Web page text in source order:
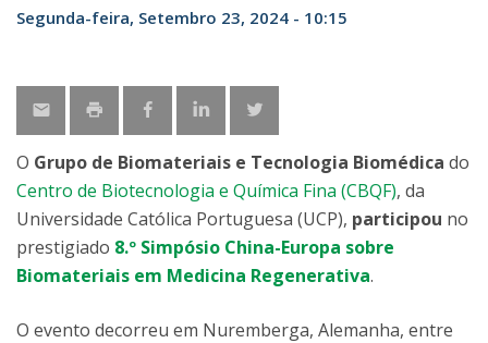
Segunda-feira, Setembro 23, 2024 - 10:15
O Grupo de Biomateriais e Tecnologia Biomédica do
Centro de Biotecnologia e Química Fina (CBQF), da
Universidade Católica Portuguesa (UCP), participou no
prestigiado 8.º Simpósio China-Europa sobre
Biomateriais em Medicina Regenerativa.
O evento decorreu em Nuremberga, Alemanha, entre